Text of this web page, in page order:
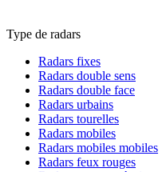
Type de radars
Radars fixes
Radars double sens
Radars double face
Radars urbains
Radars tourelles
Radars mobiles
Radars mobiles mobiles
Radars feux rouges